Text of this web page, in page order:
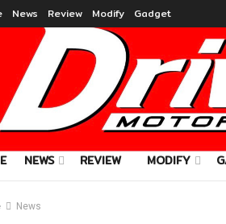
News Review Modify Gadget
NEWS REVIEW MODIFY
News